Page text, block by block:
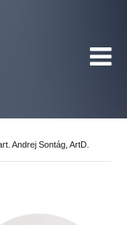
Andrej Sontág, ArtD.